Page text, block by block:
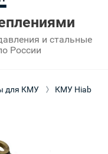
и стальные
России
для КМУ КМУ Hiab